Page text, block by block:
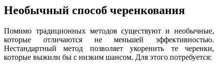
Необычный способ черенкования
Помимо традиционных методов существуют и необычные,
которые отличаются не меньшей эффективностью.
Нестандартный метод позволяет укоренить те черенки,
которые выжили бы с низким шансом. Для этого потребуется: